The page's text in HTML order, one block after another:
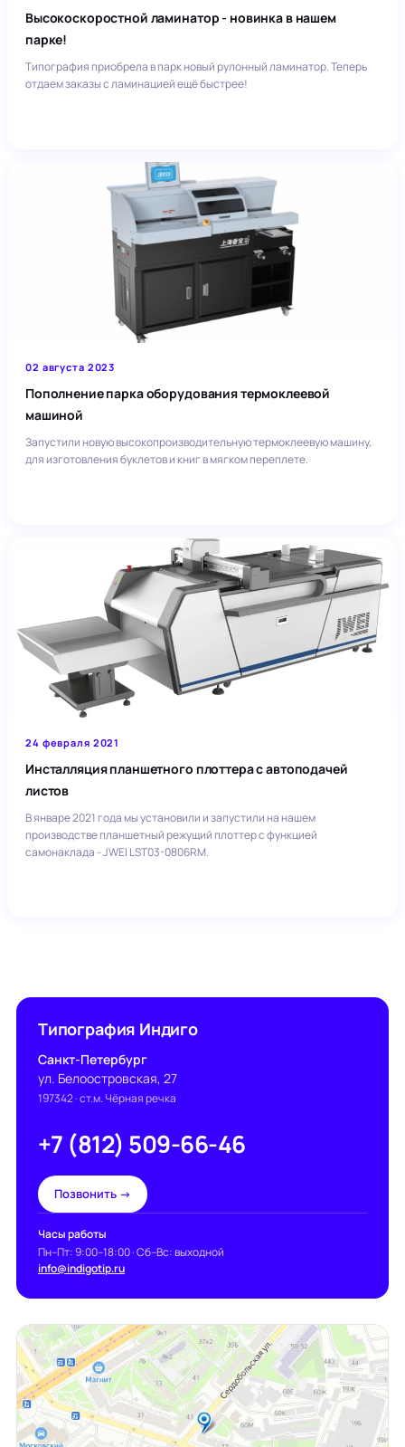
Высокоскоростной ламинатор - новинка в нашем
парке!
Типография приобрела в парк новый рулонный ламинатор. Теперь
отдаем заказы с ламинацией ещё быстрее!
02 августа 2023
Пополнение парка оборудования термоклеевой
машиной
Запустили новую высокопроизводительную термоклеевую машину,
для изготовления буклетов и книг в мягком переплете.
24 февраля 2021
Инсталляция планшетного плоттера с автоподачей
листов
В январе 2021 года мы установили и запустили на нашем
производстве планшетный режущий плоттер с функцией
самонаклада - JWEI LST03-0806RM.
Типография Индиго
Санкт-Петербург
ул. Белоостровская, 27
197342· ст.м. Чёрная речка
+7 (812) 509-66-46
Позвонить →
Часы работы
Пн–Пт: 9:00–18:00 · Сб–Вс: выходной
info@indigotip.ru